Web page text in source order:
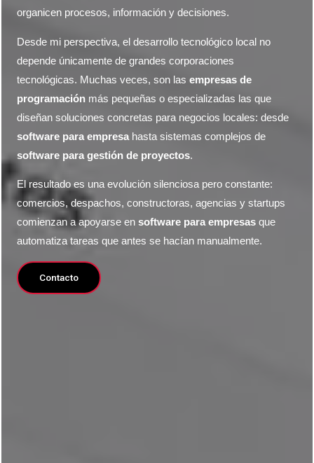
organicen procesos, información y decisiones.
Desde mi perspectiva, el desarrollo tecnológico local no
depende únicamente de grandes corporaciones
tecnológicas. Muchas veces, son lasempresas de
programación más pequeñas o especializadas las que
diseñan soluciones concretas para negocios locales: desde
software para empresa hasta sistemas complejos de
software para gestión de proyectos.
El resultado es una evolución silenciosa pero constante:
comercios, despachos, constructoras, agencias y startups
comienzan a apoyarse ensoftware para empresas que
automatiza tareas que antes se hacían manualmente.
Contacto